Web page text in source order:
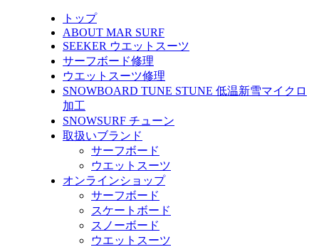
トップ
ABOUT MAR SURF
SEEKER ウエットスーツ
サーフボード修理
ウエットスーツ修理
SNOWBOARD TUNE STUNE 低温新雪マイクロ
加工
SNOWSURF チューン
取扱いブランド
サーフボード
ウエットスーツ
オンラインショップ
サーフボード
スケートボード
スノーボード
ウエットスーツ